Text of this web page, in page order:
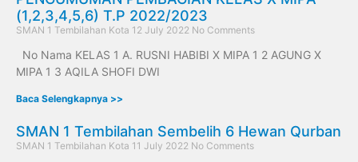
(1,2,3,4,5,6) T.P 2022/2023
SMAN 1 Tembilahan Kota 12 July 2022 No Comments
No Nama KELAS 1 A. RUSNI HABIBI X MIPA 1 2 AGUNG X
MIPA 1 3 AQILA SHOFI DWI
Baca Selengkapnya >>
SMAN 1 Tembilahan Sembelih 6 Hewan Qurban
SMAN 1 Tembilahan Kota 11 July 2022 No Comments